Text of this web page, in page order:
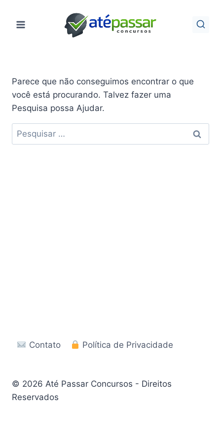
para
Parece que não conseguimos encontrar o que
você está procurando. Talvez fazer uma
Pesquisa possa Ajudar.
Pesquisar
por:
Contato Política de Privacidade
© 2026 Até Passar Concursos - Direitos
Reservados